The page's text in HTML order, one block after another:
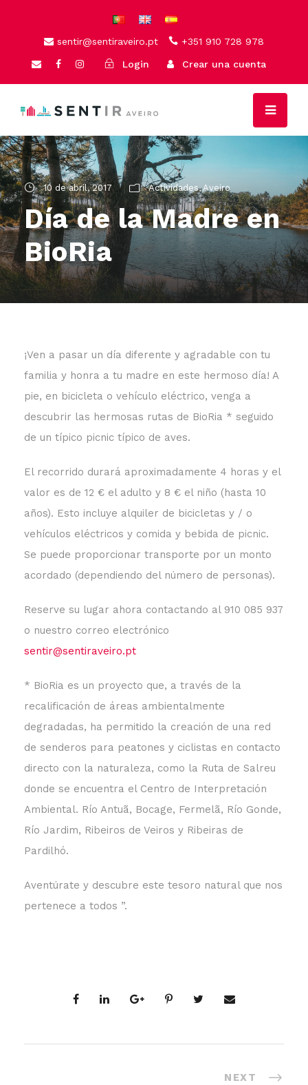
sentir@sentiraveiro.pt +351 910 728 978
Login Crear una cuenta
10 de abril, 2017 Actividades, Aveiro
Día de la Madre en
BioRia
¡Ven a pasar un día diferente y agradable con tu
familia y honra a tu madre en este hermoso día! A
pie, en bicicleta o vehículo eléctrico, venga a
descubrir las hermosas rutas de BioRia * seguido
de un típico picnic típico de aves.
El recorrido durará aproximadamente 4 horas y el
valor es de 12 € el adulto y 8 € el niño (hasta 10
años). Esto incluye alquiler de bicicletas y / o
vehículos eléctricos y comida y bebida de picnic.
Se puede proporcionar transporte por un monto
acordado (dependiendo del número de personas).
Reserve su lugar ahora contactando al 910 085 937
o nuestro correo electrónico
sentir@sentiraveiro.pt
* BioRia es un proyecto que, a través de la
recalificación de áreas ambientalmente
degradadas, ha permitido la creación de una red
de senderos para peatones y ciclistas en contacto
directo con la naturaleza, como la Ruta de Salreu
donde se encuentra el Centro de Interpretación
Ambiental. Río Antuã, Bocage, Fermelã, Río Gonde,
Río Jardim, Ribeiros de Veiros y Ribeiras de
Pardilhó.
Aventúrate y descubre este tesoro natural que nos
pertenece a todos ”.
NEXT